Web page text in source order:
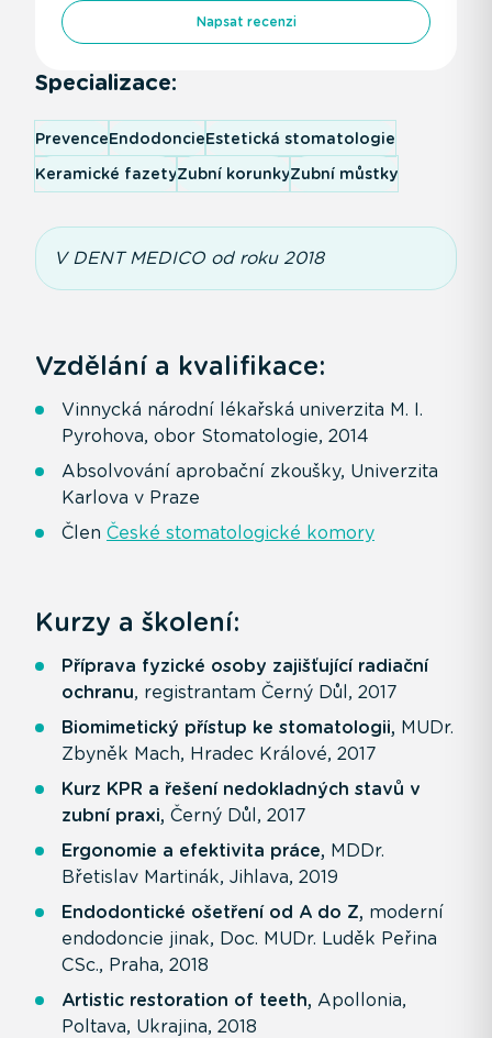
Napsat recenzi
Specializace:
PrevenceEndodoncieEstetická stomatologie
Keramické fazetyZubní korunkyZubní můstky
V DENT MEDICO od roku 2018
Vzdělání a kvalifikace:
Vinnycká národní lékařská univerzita M. I.
Pyrohova, obor Stomatologie, 2014
Absolvování aprobační zkoušky, Univerzita
Karlova v Praze
Člen České stomatologické komory
Kurzy a školení:
Příprava fyzické osoby zajišťující radiační
ochranu, registrantam Černý Důl, 2017
Biomimetický přístup ke stomatologii, MUDr.
Zbyněk Mach, Hradec Králové, 2017
Kurz KPR a řešení nedokladných stavů v
zubní praxi, Černý Důl, 2017
Ergonomie a efektivita práce, MDDr.
Břetislav Martinák, Jihlava, 2019
Endodontické ošetření od A do Z, moderní
endodoncie jinak, Doc. MUDr. Luděk Peřina
CSc., Praha, 2018
Artistic restoration of teeth, Apollonia,
Poltava, Ukrajina, 2018